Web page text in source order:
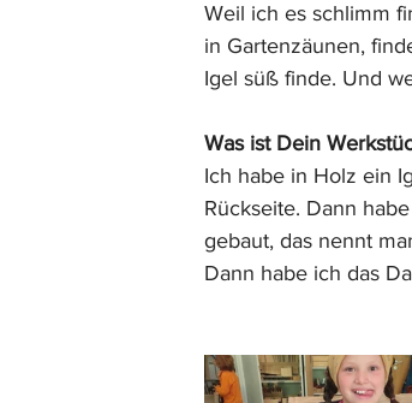
Weil ich es schlimm
in Gartenzäunen,
Igel süß finde. Und
Was ist Dein
Ich habe in Holz ein
Rückseite. Dann
gebaut, das nennt
Dann habe ich das